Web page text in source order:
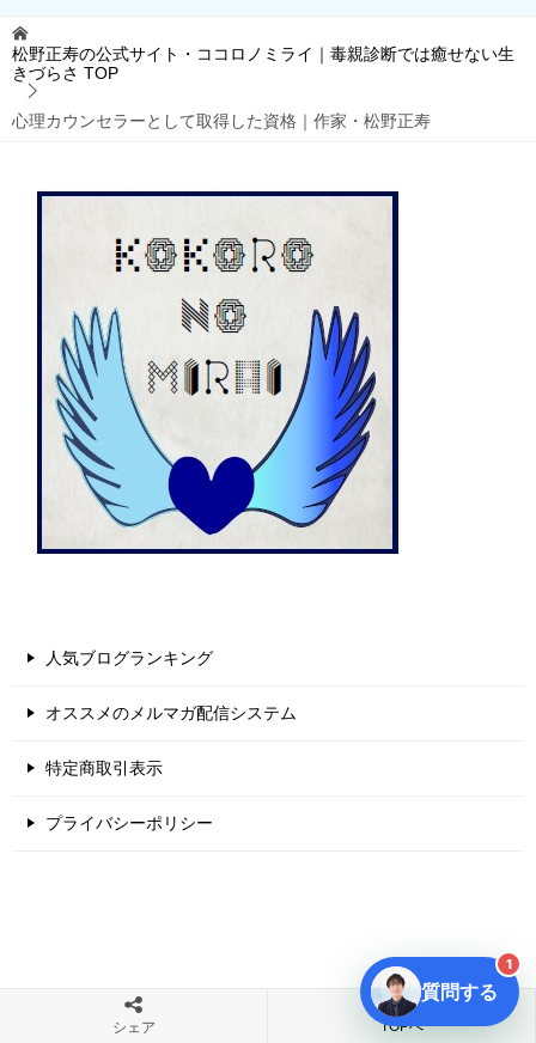
松野正寿の公式サイト・ココロノミライ｜毒親診断では癒せない生
きづらさ TOP
心理カウンセラーとして取得した資格｜作家・松野正寿
人気ブログランキング
オススメのメルマガ配信システム
特定商取引表示
プライバシーポリシー
シェア TOPへ
質問する
1